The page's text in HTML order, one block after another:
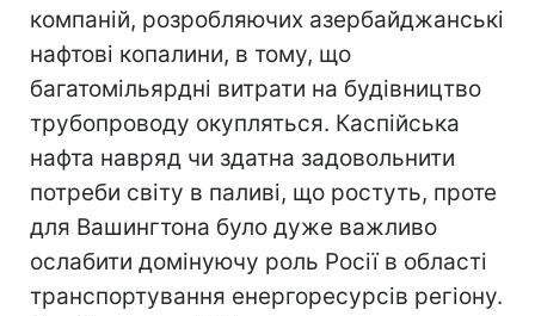
компаній, розробляючих азербайджанські
нафтові копалини, в тому, що
багатомільярдні витрати на будівництво
трубопроводу окупляться. Каспійська
нафта навряд чи здатна задовольнити
потреби світу в паливі, що ростуть, проте
для Вашингтона було дуже важливо
ослабити домінуючу роль Росії в області
транспортування енергоресурсів регіону.